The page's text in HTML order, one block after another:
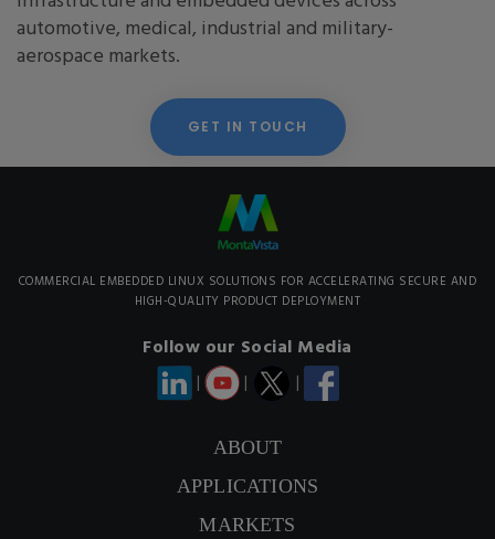
automotive, medical, industrial and military-
aerospace markets.
GET IN TOUCH
COMMERCIAL EMBEDDED LINUX SOLUTIONS FOR ACCELERATING SECURE AND
HIGH-QUALITY PRODUCT DEPLOYMENT
Follow our Social Media
| | |
ABOUT
APPLICATIONS
MARKETS